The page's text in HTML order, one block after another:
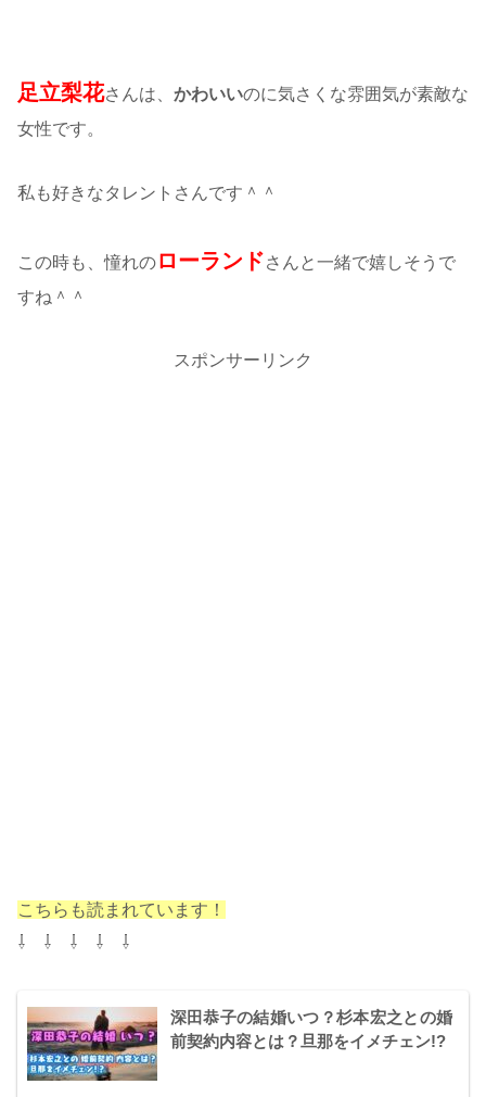
足立梨花さんは、 かわいいのに気さくな雰囲気が素敵な
女性です。
私も好きなタレントさんです＾＾
この時も、憧れのローランドさんと一緒で嬉しそうで
すね＾＾
スポンサーリンク
こちらも読まれています！
⇩ ⇩ ⇩ ⇩ ⇩
深田恭子の結婚いつ？杉本宏之との婚
前契約内容とは？旦那をイメチェン!?